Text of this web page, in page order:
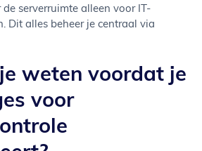
serverruimte alleen voor IT-
Dit alles beheer je centraal via
weten voordat je
voor